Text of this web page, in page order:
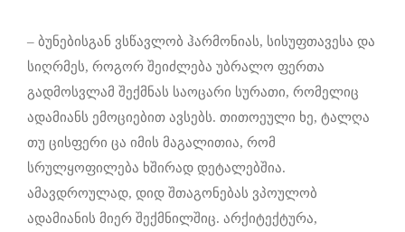
– ბუნებისგან ვსწავლობ ჰარმონიას, სისუფთავესა და
სიღრმეს, როგორ შეიძლება უბრალო ფერთა
გადმოსვლამ შექმნას საოცარი სურათი, რომელიც
ადამიანს ემოციებით ავსებს. თითოეული ხე, ტალღა
თუ ცისფერი ცა იმის მაგალითია, რომ
სრულყოფილება ხშირად დეტალებშია.
ამავდროულად, დიდ შთაგონებას ვპოულობ
ადამიანის მიერ შექმნილშიც. არქიტექტურა,